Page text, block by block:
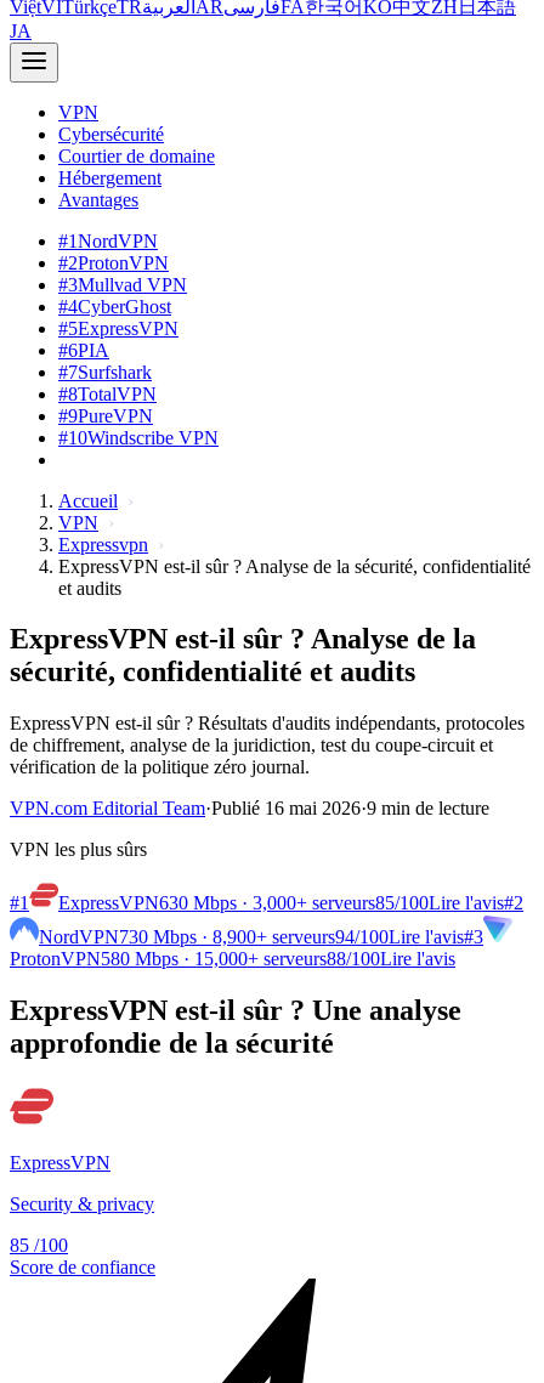
ViệtVITürkçeTRالعربية ARفارسیFA한국어KO中文ZH 日本語
JA
VPN
Cybersécurité
Courtier de domaine
Hébergement
Avantages
#1NordVPN
#2ProtonVPN
#3Mullvad VPN
#4CyberGhost
#5ExpressVPN
#6PIA
#7Surfshark
#8TotalVPN
#9PureVPN
#10Windscribe VPN
Accueil
VPN
Expressvpn
ExpressVPN est-il sûr ? Analyse de la sécurité, confidentialité
et audits
ExpressVPN est-il sûr ? Analyse de la
sécurité, confidentialité et audits
ExpressVPN est-il sûr ? Résultats d'audits indépendants, protocoles
de chiffrement, analyse de la juridiction, test du coupe-circuit et
vérification de la politique zéro journal.
VPN.com Editorial Team·Publié 16 mai 2026·9 min de lecture
VPN les plus sûrs
#1 ExpressVPN630 Mbps · 3,000+ serveurs85/100Lire l'avis#2
NordVPN730 Mbps · 8,900+ serveurs94/100Lire l'avis#3
ProtonVPN580 Mbps · 15,000+ serveurs88/100Lire l'avis
ExpressVPN est-il sûr ? Une analyse
approfondie de la sécurité
ExpressVPN
Security & privacy
85 /100
Score de confiance